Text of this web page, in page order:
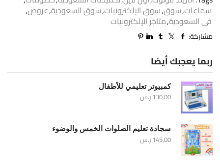
سماعات,سوق,سوق الإلكترونيات,سوق السعودية,عروض,
فى السعودية,متاجر الإلكترونيات
مشاركة:
ربما يعجبك أيضا
كمبيوتر تعليمي للأطفال
130,00ر.س
سجادة تعليم الصلوات الخمس والوضوء
145,00ر.س